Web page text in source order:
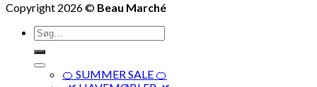
Copyright 2026 © Beau Marché
Søg
efter:
🍊 SUMMER SALE 🍊